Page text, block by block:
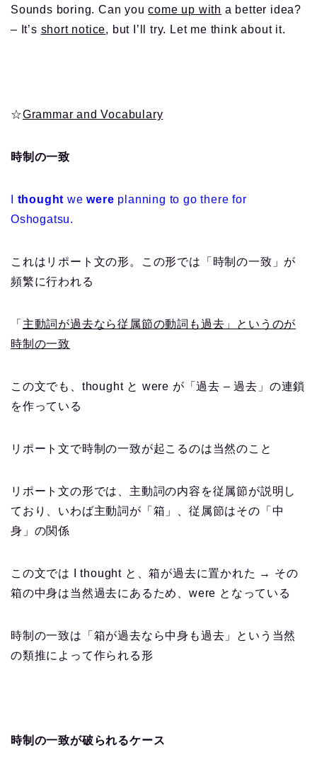
Sounds boring. Can youcome up with a better idea?
– It’s short notice, but I’ll try. Let me think about it.
☆Grammar and Vocabulary
時制の一致
thought wewere planning to go there for
Oshogatsu.
これはリポート文の形。この形では「時制の一致」が
頻繁に行われる
「 主動詞が過去なら従属節の動詞も過去」というのが
時制の一致
この文でも、thought と were が「過去 – 過去」の連鎖
を作っている
リポート文で時制の一致が起こるのは当然のこと
リポート文の形では、主動詞の内容を従属節が説明し
ており、いわば主動詞が「箱」、従属節はその「中
身」の関係
この文では I thought と、箱が過去に置かれた → その
箱の中身は当然過去にあるため、were となっている
時制の一致は「箱が過去なら中身も過去」という当然
の類推によって作られる形
時制の一致が破られるケース